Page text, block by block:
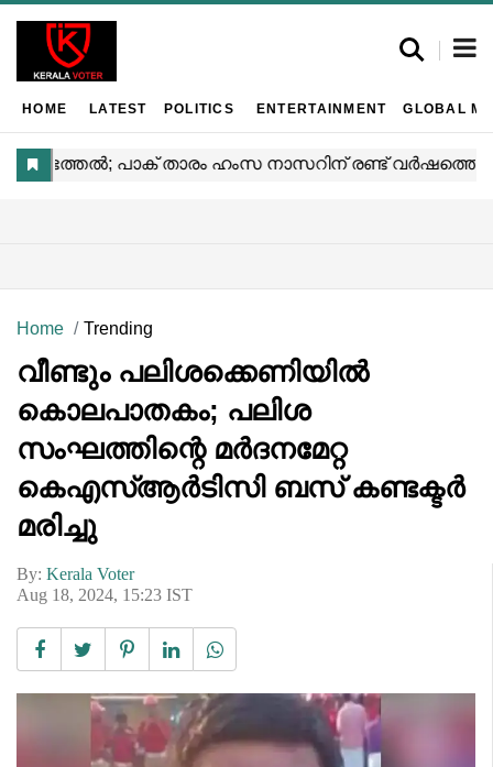
HOME LATEST POLITICS ENTERTAINMENT GLOBAL
Home Trending
വീണ്ടും പലിശക്കെണിയിൽ
കൊലപാതകം; പലിശ
സംഘത്തിന്റെ മർദനമേറ്റ
കെഎസ്ആർടിസി ബസ് കണ്ടക്ടർ
മരിച്ചു
By: Kerala Voter
Aug 18, 2024, 15:23 IST